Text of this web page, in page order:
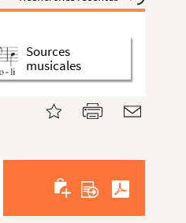
Sources
musicales